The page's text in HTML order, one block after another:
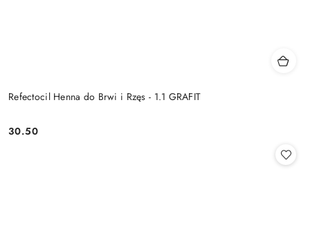
Refectocil Henna do Brwi i Rzęs - 1.1 GRAFIT
Cena:
30.50